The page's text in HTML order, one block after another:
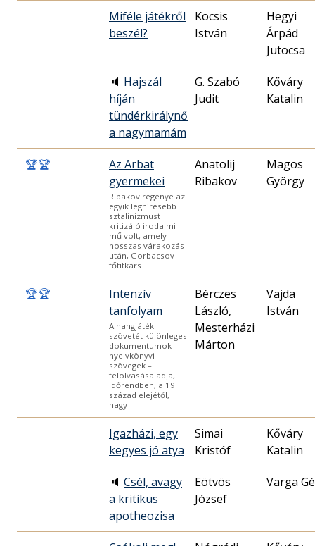
Miféle játékről
beszél?
Kocsis
István
Hegyi
Árpád
Jutocsa
🔈 Hajszál
híján
tündérkirálynő
a nagymamám
G. Szabó
Judit
Kőváry
Katalin
🏆🏆
Az Arbat
gyermekei
Ribakov regénye az
egyik leghíresebb
sztalinizmust
kritizáló irodalmi
mű volt, amely
hosszas várakozás
után, Gorbacsov
főtitkárs
Anatolij
Ribakov
Magos
György
🏆🏆
Intenzív
tanfolyam
A hangjáték
szövetét különleges
dokumentumok –
nyelvkönyvi
szövegek –
felolvasása adja,
időrendben, a 19.
század elejétől,
nagy
Bérczes
László,
Mesterházi
Márton
Vajda
István
Igazházi, egy
kegyes jó atya
Simai
Kristóf
Kőváry
Katalin
🔈 Csél, avagy
a kritikus
apotheozisa
Eötvös
József
Varga